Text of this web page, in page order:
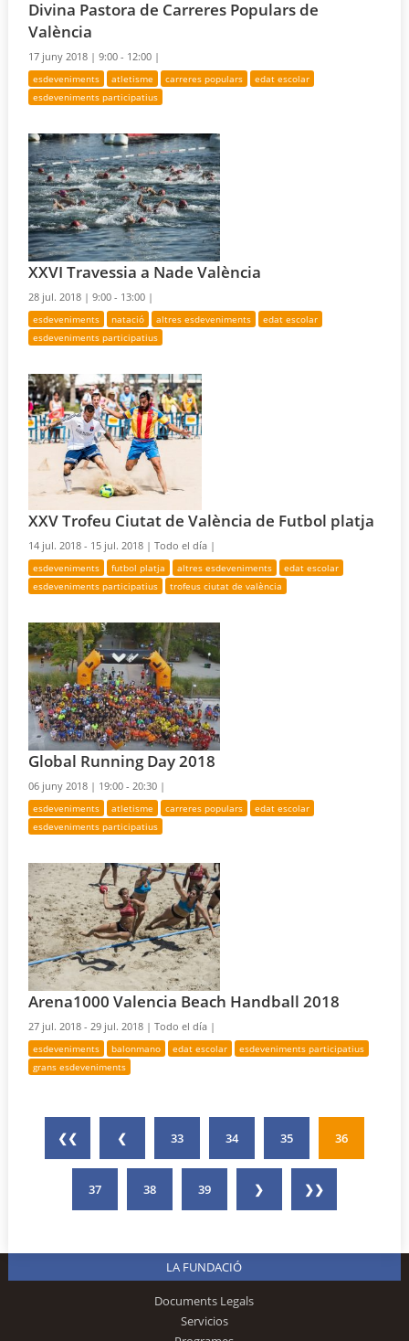
Divina Pastora de Carreres Populars de
València
17 juny 2018 |9:00 - 12:00 |
esdeveniments atletisme carreres populars
edat escolar
esdeveniments participatius
XXVI Travessia a Nade València
28 jul. 2018 |9:00 - 13:00 |
esdeveniments natació altres esdeveniments
edat escolar
esdeveniments participatius
XXV Trofeu Ciutat de València de Futbol platja
14 jul. 2018 - 15 jul. 2018 |Todo el día |
esdeveniments futbol platja altres esdeveniments
edat escolar
esdeveniments participatius
trofeus ciutat de valència
Global Running Day 2018
06 juny 2018 | 19:00 - 20:30 |
esdeveniments atletisme carreres populars
edat escolar
esdeveniments participatius
Arena1000 Valencia Beach Handball 2018
27 jul. 2018 - 29 jul. 2018 |Todo el día |
esdeveniments balonmano edat escolar
esdeveniments participatius
grans esdeveniments
❮❮ ❮ 33 34 35 36
37 38 39 ❯ ❯❯
LA FUNDACIÓ
Documents Legals
Servicios